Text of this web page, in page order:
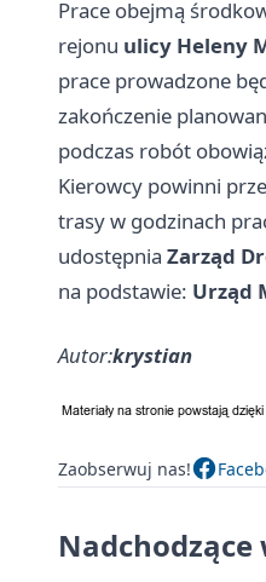
Prace obejmą
rejonu ulicy Heleny
prace prowadzone
zakończenie
podczas robót
Kierowcy powinni
trasy w godzinach
udostępnia Zarząd
na podstawie: Urząd
Autor:krystian
Zaobserwuj nas!